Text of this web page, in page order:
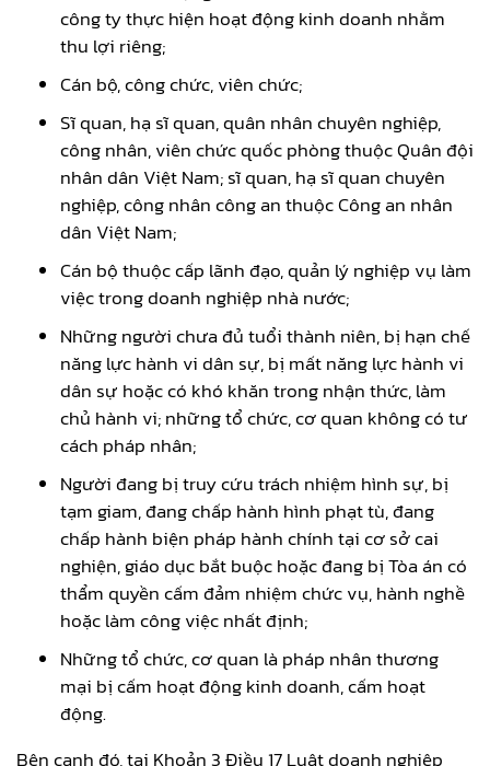
công ty thực hiện hoạt động kinh doanh nhằm
thu lợi riêng;
Cán bộ, công chức, viên chức;
Sĩ quan, hạ sĩ quan, quân nhân chuyên nghiệp,
công nhân, viên chức quốc phòng thuộc Quân đội
nhân dân Việt Nam; sĩ quan, hạ sĩ quan chuyên
nghiệp, công nhân công an thuộc Công an nhân
dân Việt Nam;
Cán bộ thuộc cấp lãnh đạo, quản lý nghiệp vụ làm
việc trong doanh nghiệp nhà nước;
Những người chưa đủ tuổi thành niên, bị hạn chế
năng lực hành vi dân sự, bị mất năng lực hành vi
dân sự hoặc có khó khăn trong nhận thức, làm
chủ hành vi; những tổ chức, cơ quan không có tư
cách pháp nhân;
Người đang bị truy cứu trách nhiệm hình sự, bị
tạm giam, đang chấp hành hình phạt tù, đang
chấp hành biện pháp hành chính tại cơ sở cai
nghiện, giáo dục bắt buộc hoặc đang bị Tòa án có
thẩm quyền cấm đảm nhiệm chức vụ, hành nghề
hoặc làm công việc nhất định;
Những tổ chức, cơ quan là pháp nhân thương
mại bị cấm hoạt động kinh doanh, cấm hoạt
động.
Bên cạnh đó, tại Khoản 3 Điều 17 Luật doanh nghiệp